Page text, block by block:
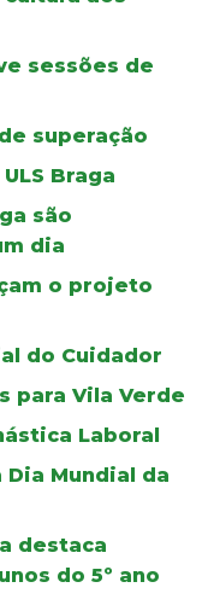
sessões de
superação
Braga
são
dia
o projeto
do Cuidador
para Vila Verde
Laboral
Mundial da
destaca
do 5º ano